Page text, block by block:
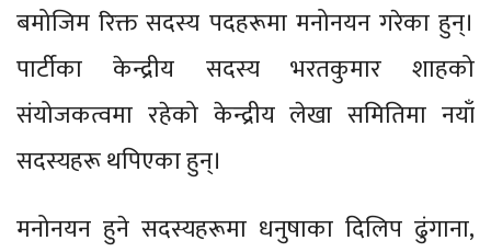
बमोजिम रिक्त सदस्य पदहरूमा मनोनयन गरेका हुन्।
पार्टीका केन्द्रीय सदस्य भरतकुमार शाहको
संयोजकत्वमा रहेको केन्द्रीय लेखा समितिमा नयाँ
सदस्यहरू थपिएका हुन्।
मनोनयन हुने सदस्यहरूमा धनुषाका दिलिप ढुंगाना,